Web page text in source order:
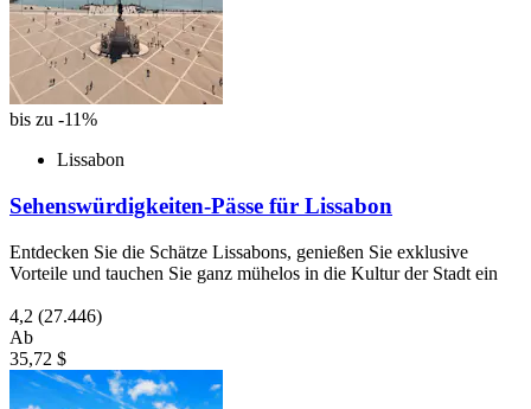
bis zu -11%
Lissabon
Sehenswürdigkeiten-Pässe für Lissabon
Entdecken Sie die Schätze Lissabons, genießen Sie exklusive
Vorteile und tauchen Sie ganz mühelos in die Kultur der Stadt ein
4,2 (27.446)
Ab
35,72 $